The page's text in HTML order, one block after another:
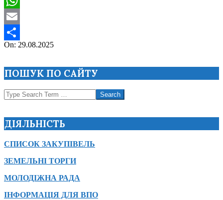
WhatsApp
Email
Поділитися
2025-
On: 29.08.2025
ПОШУК ПО САЙТУ
Search
ДІЯЛЬНІСТЬ
СПИСОК ЗАКУПІВЕЛЬ
ЗЕМЕЛЬНІ ТОРГИ
МОЛОДІЖНА РАДА
ІНФОРМАЦІЯ ДЛЯ ВПО